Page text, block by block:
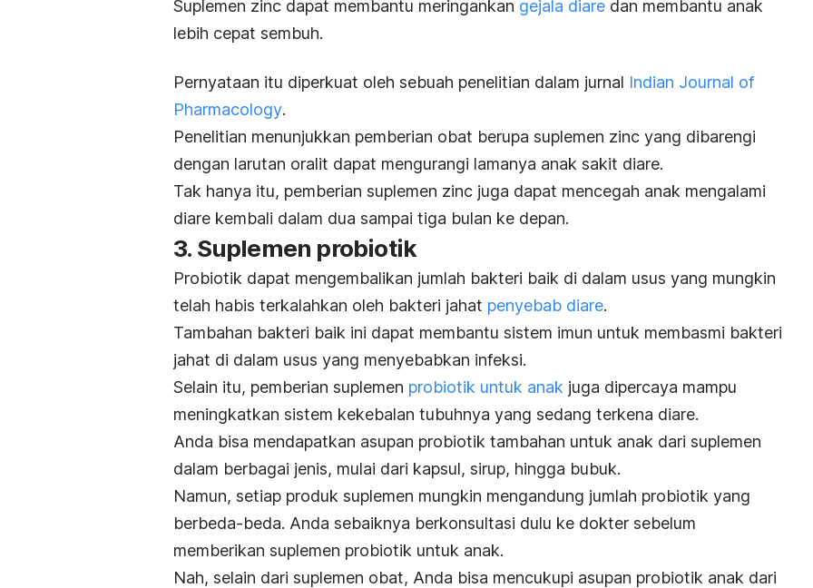
Suplemen zinc dapat membantu meringankan gejala diare dan membantu anak
lebih cepat sembuh.
Pernyataan itu diperkuat oleh sebuah penelitian dalam jurnal Indian Journal of
Pharmacology.
Penelitian menunjukkan pemberian obat berupa suplemen zinc yang dibarengi
dengan larutan oralit dapat mengurangi lamanya anak sakit diare.
Tak hanya itu, pemberian suplemen zinc juga dapat mencegah anak mengalami
diare kembali dalam dua sampai tiga bulan ke depan.
3. Suplemen probiotik
Probiotik dapat mengembalikan jumlah bakteri baik di dalam usus yang mungkin
telah habis terkalahkan oleh bakteri jahat penyebab diare.
Tambahan bakteri baik ini dapat membantu sistem imun untuk membasmi bakteri
jahat di dalam usus yang menyebabkan infeksi.
Selain itu, pemberian suplemen probiotik untuk anak juga dipercaya mampu
meningkatkan sistem kekebalan tubuhnya yang sedang terkena diare.
Anda bisa mendapatkan asupan probiotik tambahan untuk anak dari suplemen
dalam berbagai jenis, mulai dari kapsul, sirup, hingga bubuk.
Namun, setiap produk suplemen mungkin mengandung jumlah probiotik yang
berbeda-beda. Anda sebaiknya berkonsultasi dulu ke dokter sebelum
memberikan suplemen probiotik untuk anak.
Nah, selain dari suplemen obat, Anda bisa mencukupi asupan probiotik anak dari